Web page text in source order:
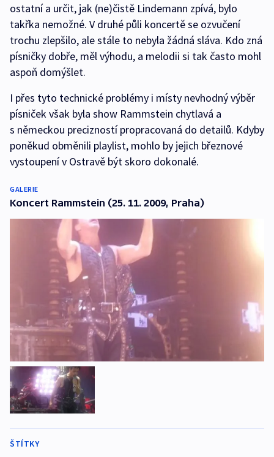
ostatní a určit, jak (ne)čistě Lindemann zpívá, bylo
takřka nemožné. V druhé půli koncertě se ozvučení
trochu zlepšilo, ale stále to nebyla žádná sláva. Kdo zná
písničky dobře, měl výhodu, a melodii si tak často mohl
aspoň domýšlet.
I přes tyto technické problémy i místy nevhodný výběr
písniček však byla show Rammstein chytlavá a
s německou precizností propracovaná do detailů. Kdyby
poněkud obměnili playlist, mohlo by jejich březnové
vystoupení v Ostravě být skoro dokonalé.
GALERIE
Koncert Rammstein (25. 11. 2009, Praha)
ŠTÍTKY